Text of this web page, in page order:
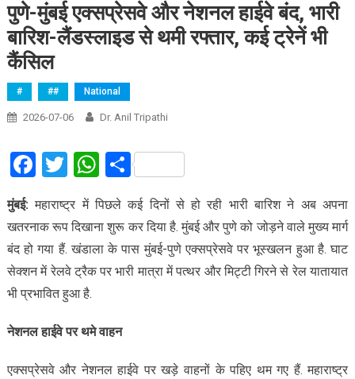
पुणे-मुंबई एक्सप्रेसवे और नेशनल हाईवे बंद, भारी
बारिश-लैंडस्लाइड से थमी रफ्तार, कई ट्रेनें भी
कैंसिल
# ## National
2026-07-06 Dr. Anil Tripathi
Facebook
Twitter
WhatsApp
Share
मुंबई:महाराष्ट्र में पिछले कई दिनों से हो रही भारी बारिश ने अब अपना
खतरनाक रूप दिखाना शुरू कर दिया है. मुंबई और पुणे को जोड़ने वाले मुख्य मार्ग
बंद हो गया हैं. खंडाला के पास मुंबई-पुणे एक्सप्रेसवे पर भूस्खलन हुआ है. घाट
सेक्शन में रेलवे ट्रैक पर भारी मात्रा में पत्थर और मिट्टी गिरने से रेल यातायात
भी प्रभावित हुआ है.
नेशनल हाईवे पर थमे वाहन
एक्सप्रेसवे और नेशनल हाईवे पर खड़े वाहनों के पहिए थम गए हैं. महाराष्ट्र